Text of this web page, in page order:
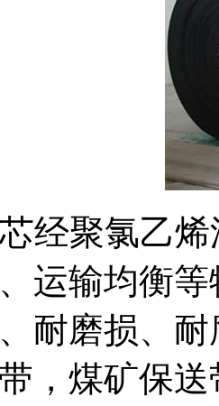
经聚氯乙烯
运输均衡
耐磨损、
，煤矿保